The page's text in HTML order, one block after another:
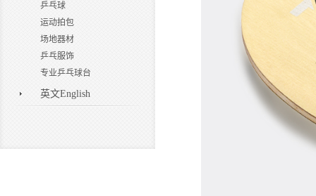
乒乓球
运动拍包
场地器材
乒乓服饰
专业乒乓球台
英文English